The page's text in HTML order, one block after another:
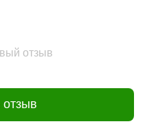
отзыв
отзыв